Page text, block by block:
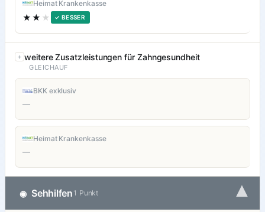
Heimat Krankenkasse
★★ ★ ✓ BESSER
weitere Zusatzleistungen für Zahngesundheit
GLEICHAUF
BKK exklusiv
—
Heimat Krankenkasse
—
◉ Sehhilfen 1 Punkt ▾